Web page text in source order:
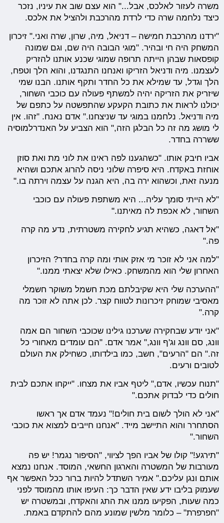
משרה לעזור לאלכס, אבל..." הוא עצם שוב את עיניו, נזכר
כיצד נלחמה שרה כדי לרדת מהרכבת ולהציל את אלכס.
"ירדנו מהרכבת חמישה – דניאל, מיה, שרון, שרה ואני." זיכרון
המשחק היה חי ובהיר. "מוגי הבובה היה שם, וגם שמונה
קופסאות שבהן הייתה תרופה שמוגי שכנע אותנו להזריק
לעצמנו. מיה ודניאל הזריקו ואנחנו התנגדנו, והוא הלך וטפח,
הלך וגדל, עד שמילא את כל החדר ותקף אותנו. הבנו שמי
שיזריק את הזריקה יהיה למשתף פעולה עם כוכבי השחור,
יכולנו לראות את כתובת הקעקע שהתפשטה על כתפם של
מיה ודניאל. נלחמנו במוגי עד שניצחנו." אדם נאנח. "זהו. אין
לי מושג מה זה כל הבלגן הזה," הוא הצביע על האנדרלמוסיה
ששררה בחדר.
אביו חיבק אותו. "כשהגענו לפה ראינו את לוני מת ואת סוזן
אוחזת באקדח. היא סיפרה שלוני ניסה להרוג אתכם ושהיא
מנעה זאת, וכשהוא ירה בה, היא הגנה על עצמה וירתה בו."
"לא הייתי סומך עליה... היא משתפת פעולה עם כוכבי
השחור, לא אכפת לה מאיתנו."
"אל דאגה, כשהיא תגיע לחקירה משטרתית, נדע מה קרה
פה."
"למה אני לא זוכר מי אזק אותי ומה קרה בחדר? הזיכרון
האחרון שלי הוא מהמשחק. כאילו שלא יצאתי ממנו."
"ההערכה שלי היא שקיבלתם מכת חשמל משוקר חשמלי
מאסיבי שמוחק זיכרונות לטווח קצר. לכן אתה לא זוכר מה
קרה."
"אני יודע שבחקירה שערכנו גילינו שכוכבי השחור הם אמה
וונג, סם וונג וג'ף וונג," אמר אדם. "הם עומדים מאחורי כל
זה." הם "הרעים", חשב, כמו בילדותו, כשחילק את העולם
לטובים ורעים.
"תנוח עכשיו, אדם," ליטף אביו את מצחו. "ייקחו אתכם לבית
חולים כדי לבדוק אתכם."
"אני לא הולך לשום בית חולים!" נעמד אדם אך ראשו
הסתחרר והוא התיישב מייד. "אנחנו חייבים למצוא את כוכבי
השחור."
"תירגע!" קולו של אביו הפך לציווי, "הסיפור נגמר! יש פה
מעורבות של המשטרה והארגון החשאי, המוסד. אנחנו נמצא
אותם ונגן עליכם." אמיר השתדל להיות ברור ככל האפשר אף
שעמוק בליבו ידע שאין הדבר כך: העיפו אותו מהמוסד לפני
כמה שעות, הפקיעו ממנו את התג והאקדח, ובמשטרה יש
"חפרפרת" – כלומר מלשין שמונע מהם להתקדם באמת.